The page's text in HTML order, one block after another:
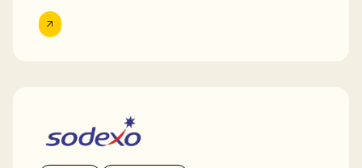
Sodexo het verschil te maken. In deze dynamische
rol werk...